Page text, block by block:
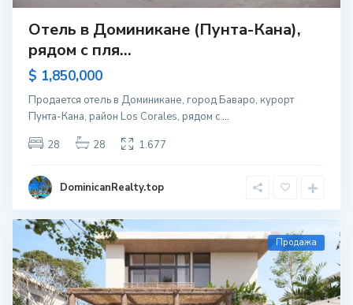
Отель в Доминикане (Пунта-Кана),
рядом с пля...
$ 1,850,000
Продается отель в Доминикане, город Баваро, курорт
Пунта-Кана, район Los Corales, рядом с...
28
28 1.677
DominicanRealty.top
Продажа